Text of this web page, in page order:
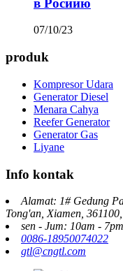
в Росиию
07/10/23
produk
Kompresor Udara
Generator Diesel
Menara Cahya
Reefer Generator
Generator Gas
Liyane
Info kontak
Alamat: 1# Gedung
Tong'an, Xiamen,
sen - Jum: 10am - 7pm
0086-18950074022
gtl@cngtl.com